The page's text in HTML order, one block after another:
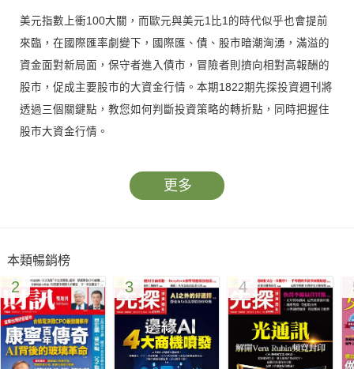
美元指數上衝100大關，而歐元與美元1比1的時代似乎也會提前
來臨，在國際匯率劇變下，國際匯、債、股市暗潮洶湧，滿溢的
資金面對新局面，保守者進入債市，冒險者則擠向相對高報酬的
股市，促成主要股市的大資金行情。本期1822期先探投資週刊將
透過三個關鍵點，教您如何判斷投資策略的轉折點，同時把握住
股市大資金行情。
更多
本類暢銷榜
2 3 4